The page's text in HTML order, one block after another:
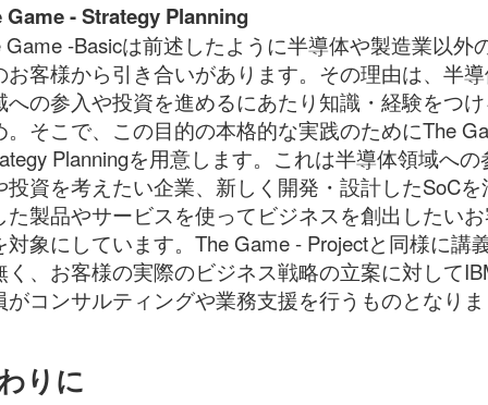
Game - Strategy Planning
Game -Basicは前述したように半導体や製造業以外
お客様から引き合いがあります。その理由は、半
への参入や投資を進めるにあたり知識・経験をつ
。そこで、この目的の本格的な実践のためにThe
Planningを用意します。これは半導体領域への
投資を考えたい企業、新しく開発・設計したSoCを
た製品やサービスを使ってビジネスを創出したい
対象にしています。The Game - Projectと同様に講
く、お客様の実際のビジネス戦略の立案に対して
がコンサルティングや業務支援を行うものとなりま
りに